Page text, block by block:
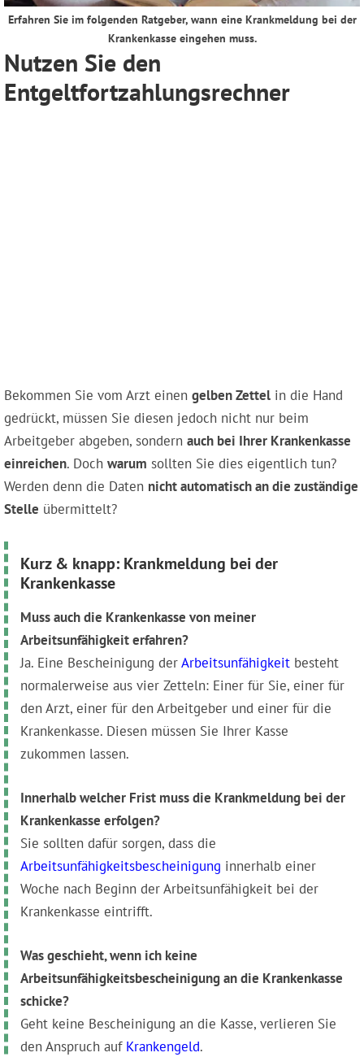
Erfahren Sie im folgenden Ratgeber, wann eine Krankmeldung bei der
Krankenkasse eingehen muss.
Nutzen Sie den
Entgeltfortzahlungsrechner
Bekommen Sie vom Arzt einen gelben Zettel in die Hand
gedrückt, müssen Sie diesen jedoch nicht nur beim
Arbeitgeber abgeben, sondern auch bei Ihrer Krankenkasse
einreichen. Doch warum sollten Sie dies eigentlich tun?
Werden denn die Daten nicht automatisch an die zuständige
Stelle übermittelt?
Kurz & knapp: Krankmeldung bei der
Krankenkasse
Muss auch die Krankenkasse von meiner
Arbeitsunfähigkeit erfahren?
Ja. Eine Bescheinigung derArbeitsunfähigkeit besteht
normalerweise aus vier Zetteln: Einer für Sie, einer für
den Arzt, einer für den Arbeitgeber und einer für die
Krankenkasse. Diesen müssen Sie Ihrer Kasse
zukommen lassen.
Innerhalb welcher Frist muss die Krankmeldung bei der
Krankenkasse erfolgen?
Sie sollten dafür sorgen, dass die
Arbeitsunfähigkeitsbescheinigung innerhalb einer
Woche nach Beginn der Arbeitsunfähigkeit bei der
Krankenkasse eintrifft.
Was geschieht, wenn ich keine
Arbeitsunfähigkeitsbescheinigung an die Krankenkasse
schicke?
Geht keine Bescheinigung an die Kasse, verlieren Sie
den Anspruch auf Krankengeld.